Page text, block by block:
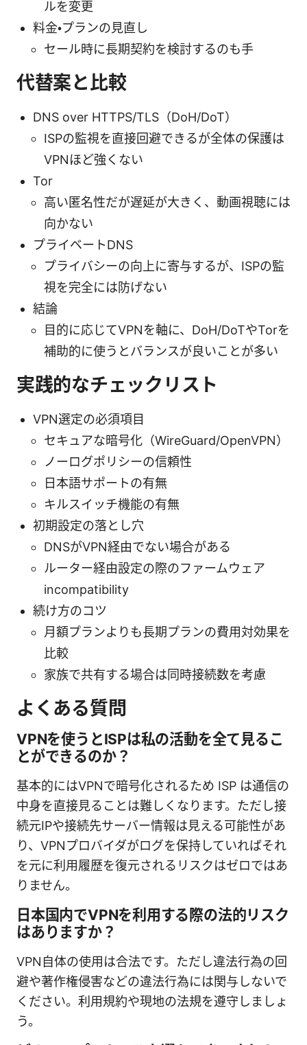
ルを変更
料金・プランの見直し
セール時に長期契約を検討するのも手
代替案と比較
DNS over HTTPS/TLS（DoH/DoT）
ISPの監視を直接回避できるが全体の保護は
VPNほど強くない
Tor
高い匿名性だが遅延が大きく、動画視聴には
向かない
プライベートDNS
プライバシーの向上に寄与するが、ISPの監
視を完全には防げない
結論
目的に応じてVPNを軸に、DoH/DoTやTorを
補助的に使うとバランスが良いことが多い
実践的なチェックリスト
VPN選定の必須項目
セキュアな暗号化（WireGuard/OpenVPN）
ノーログポリシーの信頼性
日本語サポートの有無
キルスイッチ機能の有無
初期設定の落とし穴
DNSがVPN経由でない場合がある
ルーター経由設定の際のファームウェア
incompatibility
続け方のコツ
月額プランよりも長期プランの費用対効果を
比較
家族で共有する場合は同時接続数を考慮
よくある質問
VPNを使うとISPは私の活動を全て見るこ
とができるのか？
基本的にはVPNで暗号化されるため ISP は通信の
中身を直接見ることは難しくなります。ただし接
続元IPや接続先サーバー情報は見える可能性があ
り、VPNプロバイダがログを保持していればそれ
を元に利用履歴を復元されるリスクはゼロではあ
りません。
日本国内でVPNを利用する際の法的リスク
はありますか？
VPN自体の使用は合法です。ただし違法行為の回
避や著作権侵害などの違法行為には関与しないで
ください。利用規約や現地の法規を遵守しましょ
う。